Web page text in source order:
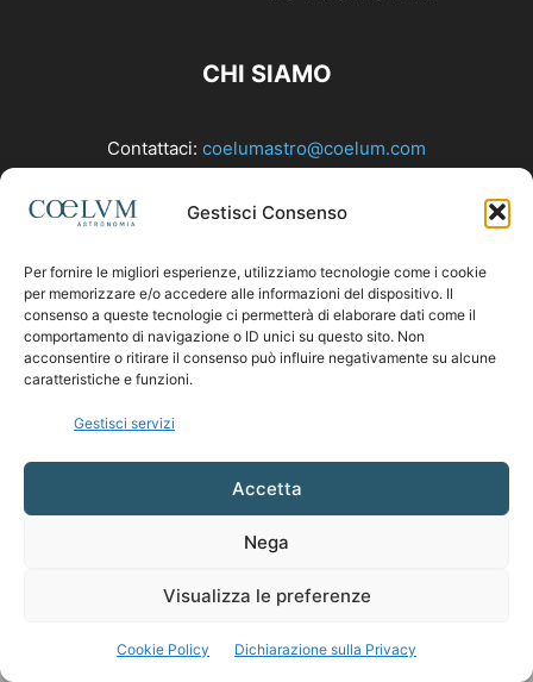
Gestisci Consenso
Per fornire le migliori esperienze, utilizziamo tecnologie come i cookie
per memorizzare e/o accedere alle informazioni del dispositivo. Il
consenso a queste tecnologie ci permetterà di elaborare dati come il
comportamento di navigazione o ID unici su questo sito. Non
acconsentire o ritirare il consenso può influire negativamente su alcune
caratteristiche e funzioni.
Gestisci servizi
Accetta
Nega
Visualizza le preferenze
Cookie Policy Dichiarazione sulla Privacy
CHI SIAMO
Contattaci: coelumastro@coelum.com
SEGUICI